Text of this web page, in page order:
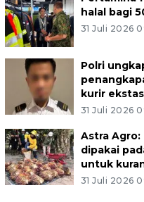
halal bagi
31 Juli 2026
Polri
kurir
31 Juli 2026
Astra
dipakai
untuk
31 Juli 2026